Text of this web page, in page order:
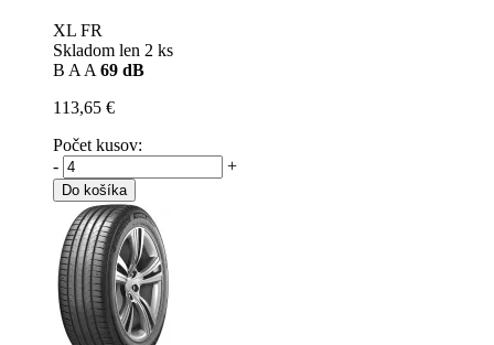
XL FR
Skladom len 2 ks
B A A 69 dB
113,65 €
Počet kusov:
-
+
Do košíka